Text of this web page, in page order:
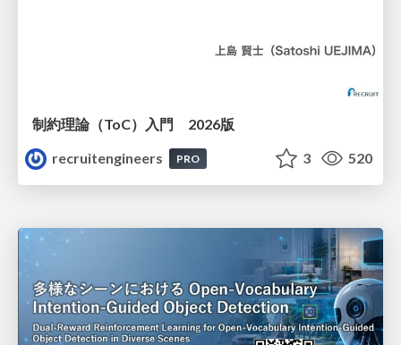
制約理論（ToC）入門 2026版
recruitengineers
PRO 3 520